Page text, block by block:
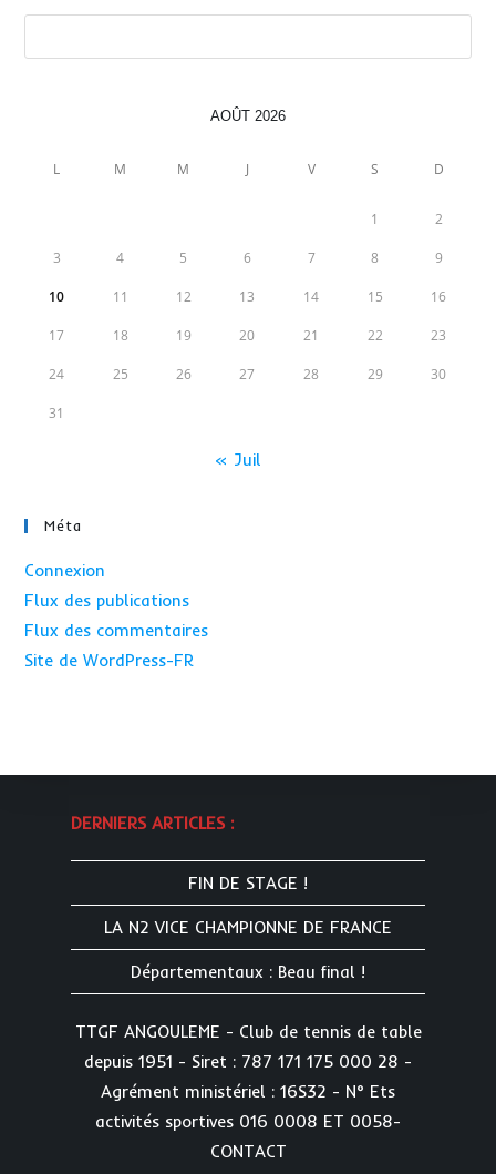
AOÛT 2026
L M M J V S D
1 2
3 4 5 6 7 8 9
10 11 12 13 14 15 16
17 18 19 20 21 22 23
24 25 26 27 28 29 30
31
« Juil
Méta
Connexion
Flux des publications
Flux des commentaires
Site de WordPress-FR
DERNIERS ARTICLES :
FIN DE STAGE !
LA N2 VICE CHAMPIONNE DE FRANCE
Départementaux : Beau final !
TTGF ANGOULEME - Club de tennis de table
depuis 1951 - Siret : 787 171 175 000 28 -
Agrément ministériel : 16S32 - N° Ets
activités sportives 016 0008 ET 0058-
CONTACT